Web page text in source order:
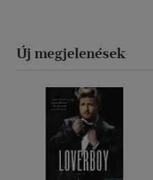
Új megjelenések